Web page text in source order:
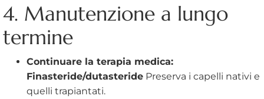
4. Manutenzione a lungo
termine
Continuare la terapia medica:
Finasteride/dutasteride Preserva i capelli nativi e
quelli trapiantati.